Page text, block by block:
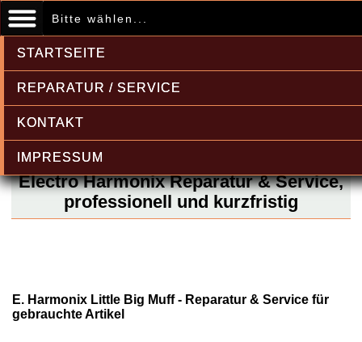
Bitte wählen...
STARTSEITE
REPARATUR / SERVICE
KONTAKT
IMPRESSUM
Electro Harmonix Reparatur & Service,
professionell und kurzfristig
E. Harmonix Little Big Muff - Reparatur & Service für
gebrauchte Artikel